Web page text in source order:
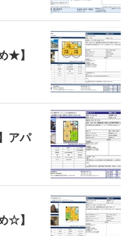
★】
アパ
☆】